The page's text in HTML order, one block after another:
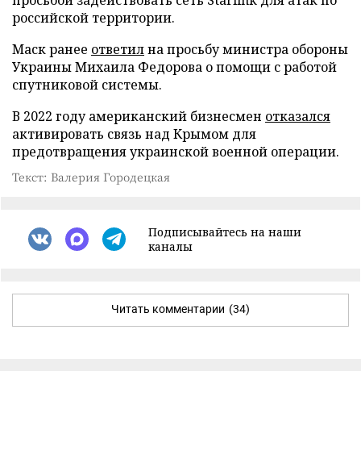
российской территории.
Маск ранее ответилна просьбу министра обороны
Украины Михаила Федорова о помощи с работой
спутниковой системы.
В 2022 году американский бизнесмен отказался
активировать связь над Крымом для
предотвращения украинской военной операции.
Текст: Валерия Городецкая
Подписывайтесь на наши
каналы
Читать комментарии (34)